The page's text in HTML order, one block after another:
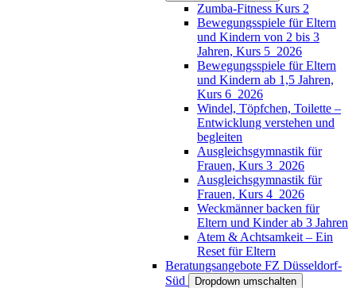
Zumba-Fitness Kurs 2
Bewegungsspiele für Eltern
und Kindern von 2 bis 3
Jahren, Kurs 5_2026
Bewegungsspiele für Eltern
und Kindern ab 1,5 Jahren,
Kurs 6_2026
Windel, Töpfchen, Toilette –
Entwicklung verstehen und
begleiten
Ausgleichsgymnastik für
Frauen, Kurs 3_2026
Ausgleichsgymnastik für
Frauen, Kurs 4_2026
Weckmänner backen für
Eltern und Kinder ab 3 Jahren
Atem & Achtsamkeit – Ein
Reset für Eltern
Beratungsangebote FZ Düsseldorf-
Süd
Dropdown umschalten